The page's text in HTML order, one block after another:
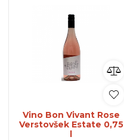
Vino Bon Vivant Rose
Verstovšek Estate 0,75
l